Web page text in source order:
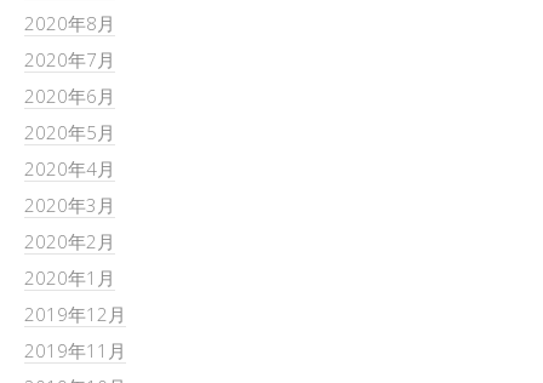
2020年8月
2020年7月
2020年6月
2020年5月
2020年4月
2020年3月
2020年2月
2020年1月
2019年12月
2019年11月